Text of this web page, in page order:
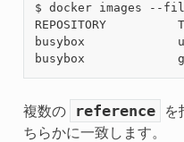
$ docker images --
REPOSITORY
busybox
busybox
複数の reference
を
ちらかに一致します。